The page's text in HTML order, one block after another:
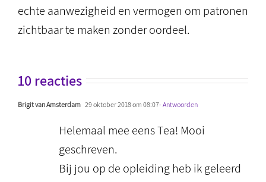
echte aanwezigheid en vermogen om patronen
zichtbaar te maken zonder oordeel.
10 reacties
Brigit van Amsterdam 29 oktober 2018 om 08:07- Antwoorden
Helemaal mee eens Tea! Mooi
geschreven.
Bij jou op de opleiding heb ik geleerd